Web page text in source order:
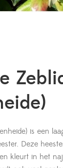
is een
Deze
kleurt in het